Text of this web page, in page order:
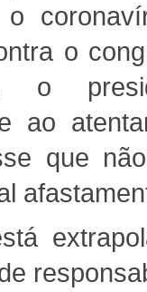
o
o
o
ao
que